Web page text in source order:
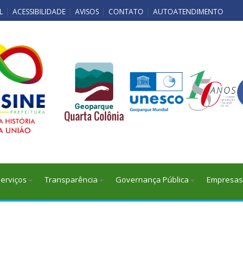
ACESSIBILIDADE AVISOS CONTATO AUTOATENDIMENTO
Transparência Governança Pública Empresas